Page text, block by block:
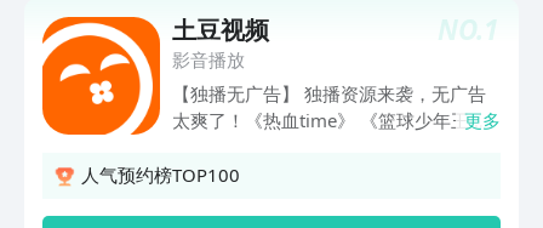
来为大家推荐几款人气高，免费看动漫软件。
NO.1
土豆视频
影音播放
【独播无广告】 独播资源来袭，无广告
太爽了！《热血time》 《篮球少年王》
豆，等你来看~三个字，无广告无广告无
更多
人气预约榜TOP100